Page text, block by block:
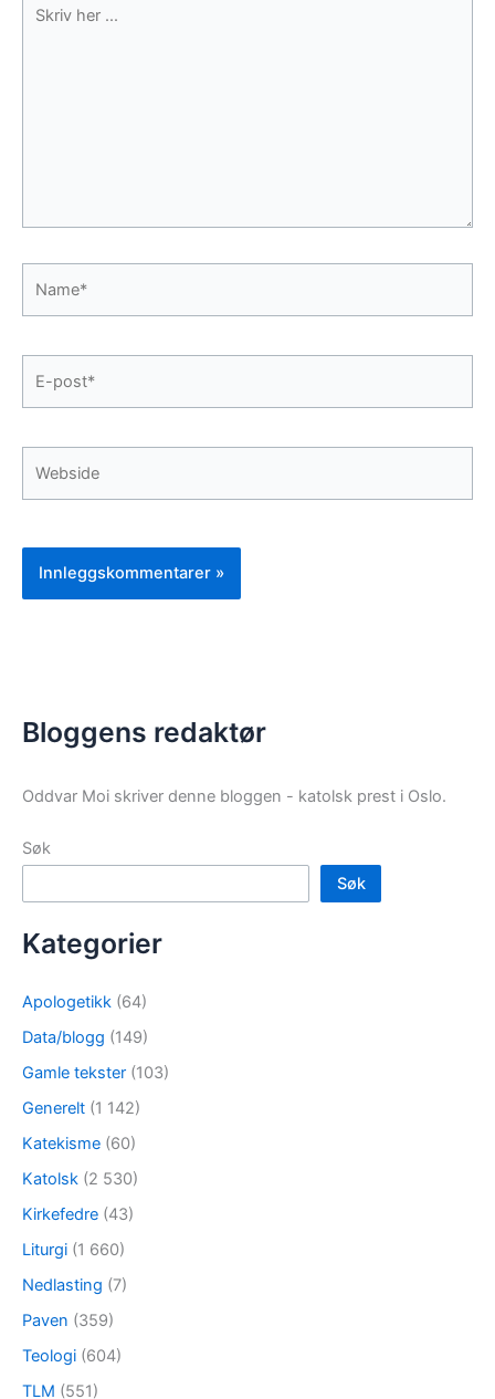
her
post*
Bloggens redaktør
Oddvar Moi skriver denne bloggen - katolsk prest i Oslo.
Søk
Søk
Kategorier
Apologetikk (64)
Data/blogg (149)
Gamle tekster (103)
Generelt (1 142)
Katekisme (60)
Katolsk (2 530)
Kirkefedre (43)
Liturgi (1 660)
Nedlasting (7)
Paven (359)
Teologi (604)
TLM (551)